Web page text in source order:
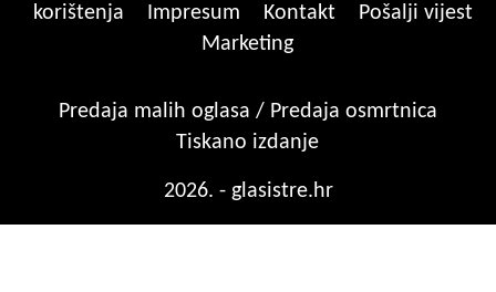
korištenja
Impresum Kontakt
Pošalji vijest
Marketing
Predaja malih oglasa / Predaja osmrtnica
Tiskano izdanje
2026. - glasistre.hr